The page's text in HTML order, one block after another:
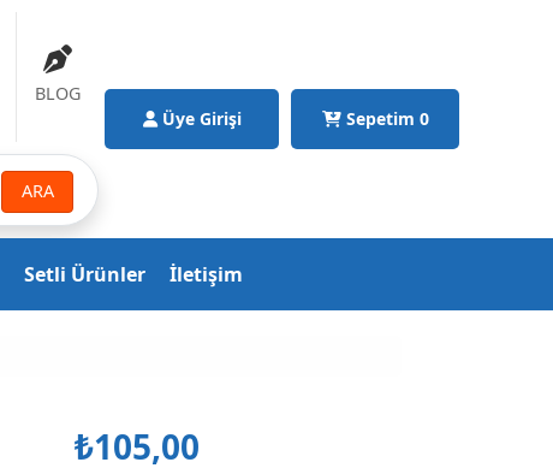
BLOG
ARA
Üye Girişi Sepetim 0
Setli Ürünler İletişim
₺105,00